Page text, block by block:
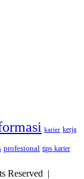
karier kerja
profesional tips karier
Reserved |